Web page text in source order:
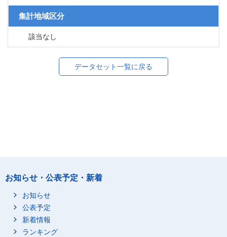
集計地域区分
該当なし
データセット一覧に戻る
お知らせ・公表予定・新着
お知らせ
公表予定
新着情報
ランキング